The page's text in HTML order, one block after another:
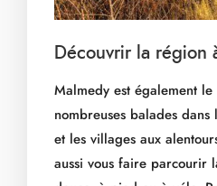
Découvrir la région
Malmedy est également
nombreuses balades
et les villages aux
aussi vous faire parcourir